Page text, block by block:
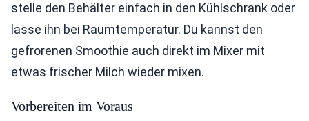
stelle den Behälter einfach in den Kühlschrank oder
lasse ihn bei Raumtemperatur. Du kannst den
gefrorenen Smoothie auch direkt im Mixer mit
etwas frischer Milch wieder mixen.
Vorbereiten im Voraus